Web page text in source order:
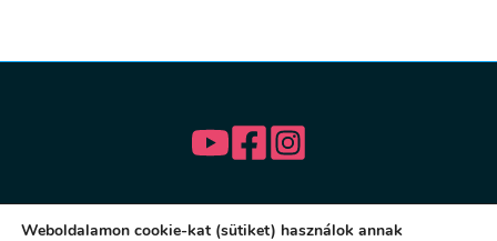
Weboldalamon cookie-kat (sütiket) használok annak